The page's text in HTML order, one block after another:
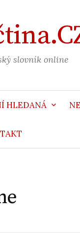
slovník online
HLEDANÁ